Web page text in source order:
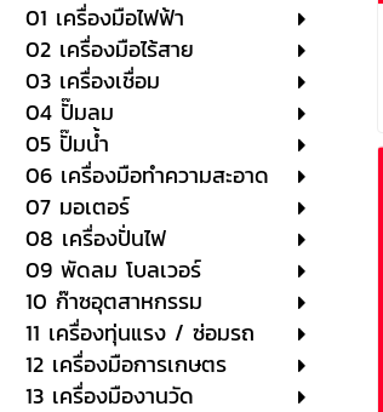
01 เครื่องมือไฟฟ้า
02 เครื่องมือไร้สาย
03 เครื่องเชื่อม
04 ปั๊มลม
05 ปั๊มน้ำ
06 เครื่องมือทำความสะอาด
07 มอเตอร์
08 เครื่องปั่นไฟ
09 พัดลม โบลเวอร์
10 ก๊าซอุตสาหกรรม
11 เครื่องทุ่นแรง / ซ่อมรถ
12 เครื่องมือการเกษตร
13 เครื่องมืองานวัด